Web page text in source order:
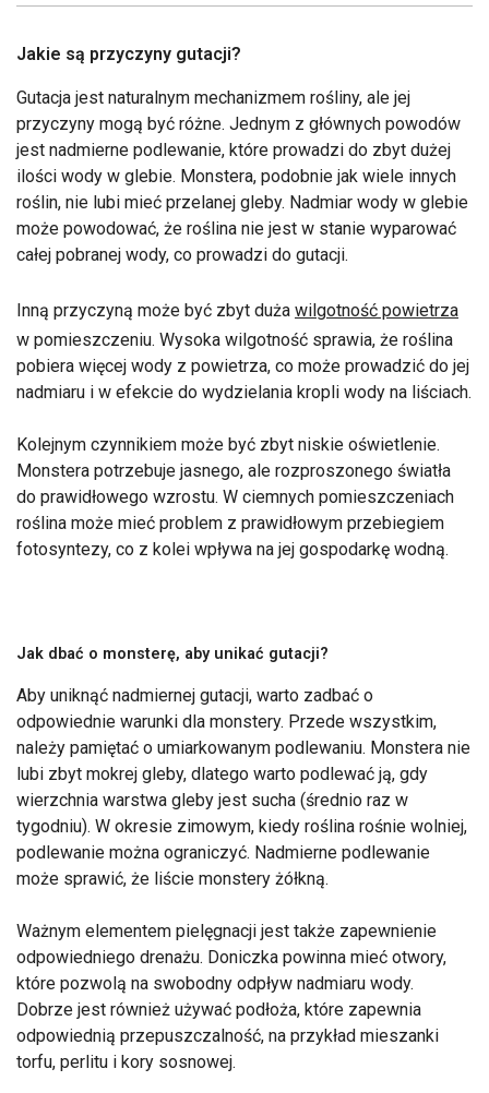
Jakie są przyczyny gutacji?
Gutacja jest naturalnym mechanizmem rośliny, ale jej
przyczyny mogą być różne. Jednym z głównych powodów
jest nadmierne podlewanie, które prowadzi do zbyt dużej
ilości wody w glebie. Monstera, podobnie jak wiele innych
roślin, nie lubi mieć przelanej gleby. Nadmiar wody w glebie
może powodować, że roślina nie jest w stanie wyparować
całej pobranej wody, co prowadzi do gutacji.
Inną przyczyną może być zbyt duża wilgotność powietrza
w pomieszczeniu. Wysoka wilgotność sprawia, że roślina
pobiera więcej wody z powietrza, co może prowadzić do jej
nadmiaru i w efekcie do wydzielania kropli wody na liściach.
Kolejnym czynnikiem może być zbyt niskie oświetlenie.
Monstera potrzebuje jasnego, ale rozproszonego światła
do prawidłowego wzrostu. W ciemnych pomieszczeniach
roślina może mieć problem z prawidłowym przebiegiem
fotosyntezy, co z kolei wpływa na jej gospodarkę wodną.
Jak dbać o monsterę, aby unikać gutacji?
Aby uniknąć nadmiernej gutacji, warto zadbać o
odpowiednie warunki dla monstery. Przede wszystkim,
należy pamiętać o umiarkowanym podlewaniu. Monstera nie
lubi zbyt mokrej gleby, dlatego warto podlewać ją, gdy
wierzchnia warstwa gleby jest sucha (średnio raz w
tygodniu). W okresie zimowym, kiedy roślina rośnie wolniej,
podlewanie można ograniczyć. Nadmierne podlewanie
może sprawić, że liście monstery żółkną.
Ważnym elementem pielęgnacji jest także zapewnienie
odpowiedniego drenażu. Doniczka powinna mieć otwory,
które pozwolą na swobodny odpływ nadmiaru wody.
Dobrze jest również używać podłoża, które zapewnia
odpowiednią przepuszczalność, na przykład mieszanki
torfu, perlitu i kory sosnowej.